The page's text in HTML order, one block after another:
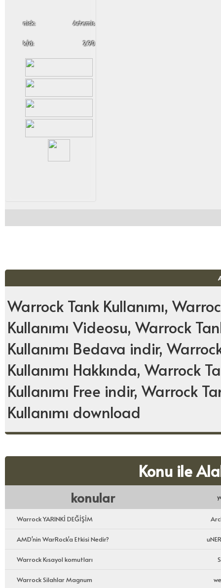
nick: Artemis
k/d: 2.90
Warrock Tank Kullanımı,
Kullanımı Videosu, Warrock
Kullanımı Bedava indir,
Kullanımı Hakkında, Warrock
Kullanımı Free indir, Warrock
Kullanımı download
Konu ile
konular
Warrock YARINKİ DEĞİŞİM
AMD'nin WarRock'a Etkisi Nedir?
Warrock Kısayol komutları
Warrock Silahlar Magnum